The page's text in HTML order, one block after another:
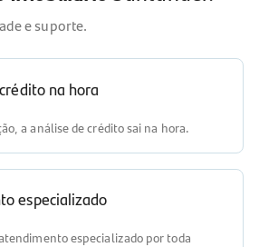
e suporte.
na hora
a análise de crédito sai na hora.
especializado
especializado por toda